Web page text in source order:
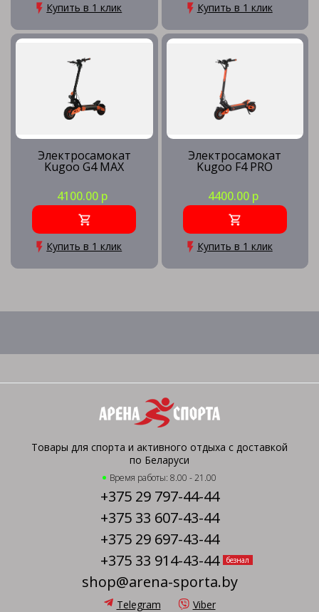
Купить в 1 клик Купить в 1 клик
Электросамокат
Kugoo G4 MAX
4100.00 р
Купить в 1 клик
Электросамокат
Kugoo F4 PRO
4400.00 р
Купить в 1 клик
Товары для спорта и активного отдыха с доставкой
по Беларуси
Время работы: 8.00 - 21.00
+375 29 797-44-44
+375 33 607-43-44
+375 29 697-43-44
+375 33 914-43-44
безнал
shop@arena-sporta.by
Telegram Viber